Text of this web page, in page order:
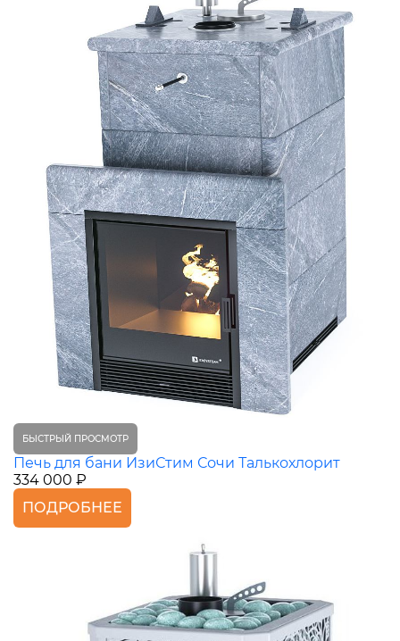
БЫСТРЫЙ ПРОСМОТР
Печь для бани ИзиСтим Сочи Талькохлорит
334 000 ₽
ПОДРОБНЕЕ